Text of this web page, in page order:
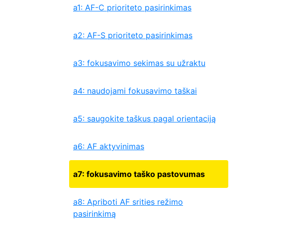
a1: AF-C prioriteto pasirinkimas
a2: AF-S prioriteto pasirinkimas
a3: fokusavimo sekimas su užraktu
a4: naudojami fokusavimo taškai
a5: saugokite taškus pagal orientaciją
a6: AF aktyvinimas
a7: fokusavimo taško pastovumas
a8: Apriboti AF srities režimo
pasirinkimą